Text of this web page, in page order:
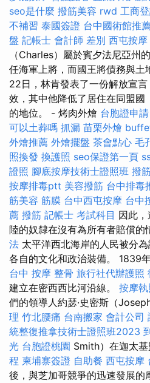
seo是什麼 撥筋美容 rwd 工商
不補習 泰國簽證 台中國術館推
盤 記帳士 會計師 差別 西屯按摩
（Charles）屬於賓夕法尼亞州
任海軍上將，而國王將債務與土
22日，林肯發表了一份解放宣
效，其中他降低了居住在同盟國
的地位。 - 烤肉外燴 台胞證申請
可以土葬嗎 抓漏 苗栗外燴
外燴推薦 外燴擺盤 茶會點心 毛
照換發 換護照 seo保證第一頁
證照 腳底按摩技術士證照班 撥
按摩排毒ptt 美容撥筋 台中排毒
筋美容 筋膜 台中西屯按摩 台中
薦 撥筋 記帳士 考試科目 因此
陸的奴隸在沒有為所有者賠償的
法 太平洋西北海岸的人民被分
各自的文化和政治裝備。 1839
台中 按摩 整骨 旅行社代辦護照
建立在密西西比河沿線。 按摩執
們的領導人約瑟·史密斯（
理 竹北腰痛 台南搬家 會計公司
統整復推拿技術士證照班2023
光 台胞證桃園 Smith）在迦太基
程 柬埔寨簽證 自助餐 西屯按摩
後，與芝加哥競爭的迅速發展的